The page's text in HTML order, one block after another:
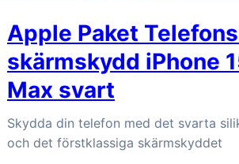
Apple Paket
skärmskydd iPhone
Max svart
Skydda din telefon med det svarta
och det förstklassiga skärmskyddet